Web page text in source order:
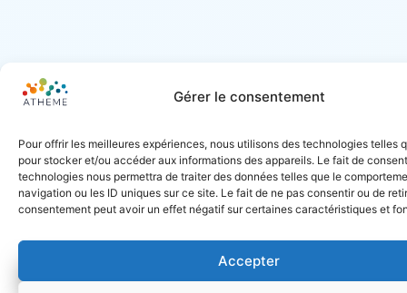
Gérer le consentement
Pour offrir les meilleures expériences, nous utilisons des technologies telles
pour stocker et/ou accéder aux informations des appareils. Le fait de
technologies nous permettra de traiter des données telles que le
navigation ou les ID uniques sur ce site. Le fait de ne pas consentir ou de
consentement peut avoir un effet négatif sur certaines caractéristiques et
Accepter